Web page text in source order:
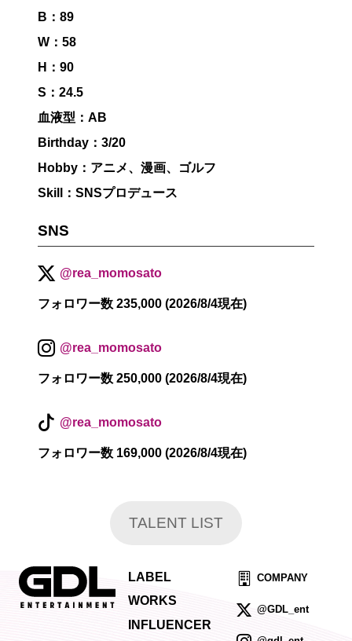
B：89
W：58
H：90
S：24.5
血液型：AB
Birthday：3/20
Hobby：アニメ、漫画、ゴルフ
Skill：SNSプロデュース
SNS
@rea_momosato
フォロワー数 235,000 (2026/8/4現在)
@rea_momosato
フォロワー数 250,000 (2026/8/4現在)
@rea_momosato
フォロワー数 169,000 (2026/8/4現在)
TALENT LIST
LABEL
WORKS
INFLUENCER
COMPANY
@GDL_ent